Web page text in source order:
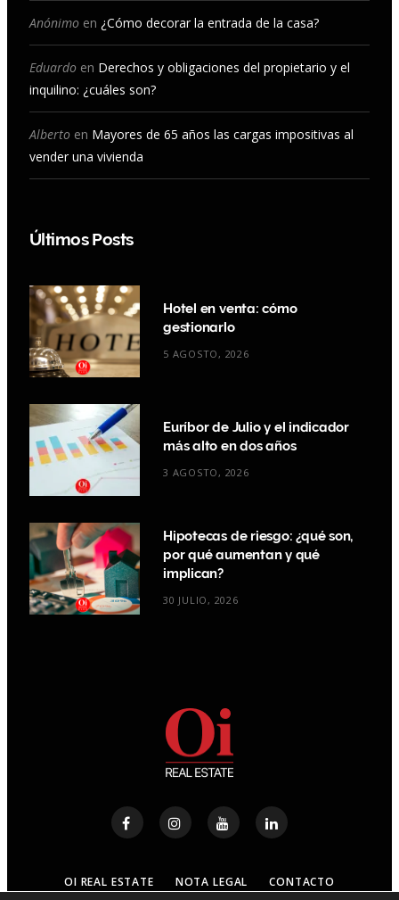
m
Anónimo en ¿Cómo decorar la entrada de la casa?
Eduardo en Derechos y obligaciones del propietario y el
inquilino: ¿cuáles son?
Alberto en Mayores de 65 años las cargas impositivas al
vender una vivienda
Últimos Posts
Hotel en venta: cómo
gestionarlo
5 AGOSTO, 2026
Euríbor de Julio y el indicador
más alto en dos años
3 AGOSTO, 2026
Hipotecas de riesgo: ¿qué son,
por qué aumentan y qué
implican?
30 JULIO, 2026
OI REAL ESTATE NOTA LEGAL CONTACTO